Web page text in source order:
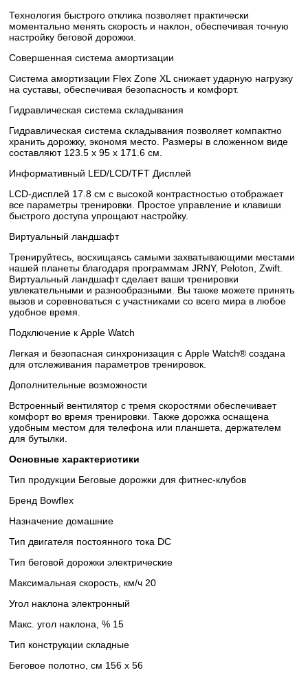
Технология быстрого отклика позволяет практически
моментально менять скорость и наклон, обеспечивая точную
настройку беговой дорожки.
Совершенная система амортизации
Система амортизации Flex Zone XL снижает ударную нагрузку
на суставы, обеспечивая безопасность и комфорт.
Гидравлическая система складывания
Гидравлическая система складывания позволяет компактно
хранить дорожку, экономя место. Размеры в сложенном виде
составляют 123.5 х 95 х 171.6 см.
Информативный LED/LCD/TFT Дисплей
LCD-дисплей 17.8 см с высокой контрастностью отображает
все параметры тренировки. Простое управление и клавиши
быстрого доступа упрощают настройку.
Виртуальный ландшафт
Тренируйтесь, восхищаясь самыми захватывающими местами
нашей планеты благодаря программам JRNY, Peloton, Zwift.
Виртуальный ландшафт сделает ваши тренировки
увлекательными и разнообразными. Вы также можете принять
вызов и соревноваться с участниками со всего мира в любое
удобное время.
Подключение к Apple Watch
Легкая и безопасная синхронизация с Apple Watch® создана
для отслеживания параметров тренировок.
Дополнительные возможности
Встроенный вентилятор с тремя скоростями обеспечивает
комфорт во время тренировки. Также дорожка оснащена
удобным местом для телефона или планшета, держателем
для бутылки.
Основные xарактеристики
Тип продукции Беговые дорожки для фитнес-клубов
Бренд Bowflex
Назначение домашние
Тип двигателя постоянного тока DC
Тип беговой дорожки электрические
Максимальная скорость, км/ч 20
Угол наклона электронный
Макс. угол наклона, % 15
Тип конструкции складные
Беговое полотно, см 156 x 56